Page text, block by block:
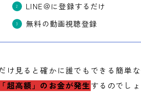
LINE＠に登録するだけ
無料の動画視聴登録
け見ると確かに誰でもできる簡単
超高額」のお金が発生するのでし